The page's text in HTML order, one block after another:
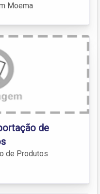
Moema
de
de Produtos